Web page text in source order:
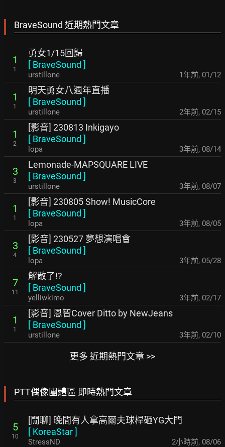
BraveSound 近期熱門文章
1
1
勇女1/15回歸
[ BraveSound ]
urstillone 1年前, 01/12
1
1
明天勇女八週年直播
[ BraveSound ]
urstillone 2年前, 02/15
1
2
[影音] 230813 Inkigayo
[ BraveSound ]
lopa 3年前, 08/14
3
3
Lemonade-MAPSQUARE LIVE
[ BraveSound ]
urstillone 3年前, 08/07
1
1
[影音] 230805 Show! MusicCore
[ BraveSound ]
lopa 3年前, 08/05
3
4
[影音] 230527 夢想演唱會
[ BraveSound ]
lopa 3年前, 05/28
7
11
解散了!?
[ BraveSound ]
yelliwkimo 3年前, 02/17
1
1
[影音] 恩智Cover Ditto by NewJeans
[ BraveSound ]
urstillone 3年前, 02/10
更多 近期熱門文章 >>
PTT偶像團體區 即時熱門文章
5
10
[閒聊] 晚間有人拿高爾夫球桿砸YG大門
[ KoreaStar]
StressND 2小時前, 08/06